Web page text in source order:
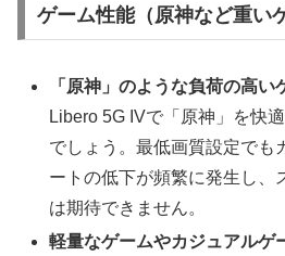
ゲーム性能（原神など重い
「原神」のような負荷の高い
Libero 5G IVで「原神」を快
でしょう。最低画質設定でも
ートの低下が頻繁に発生し、
は期待できません。
軽量なゲームやカジュアルゲ